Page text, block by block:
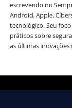
escrevendo no
Android, Apple,
tecnológico. Seu
práticos sobre
as últimas